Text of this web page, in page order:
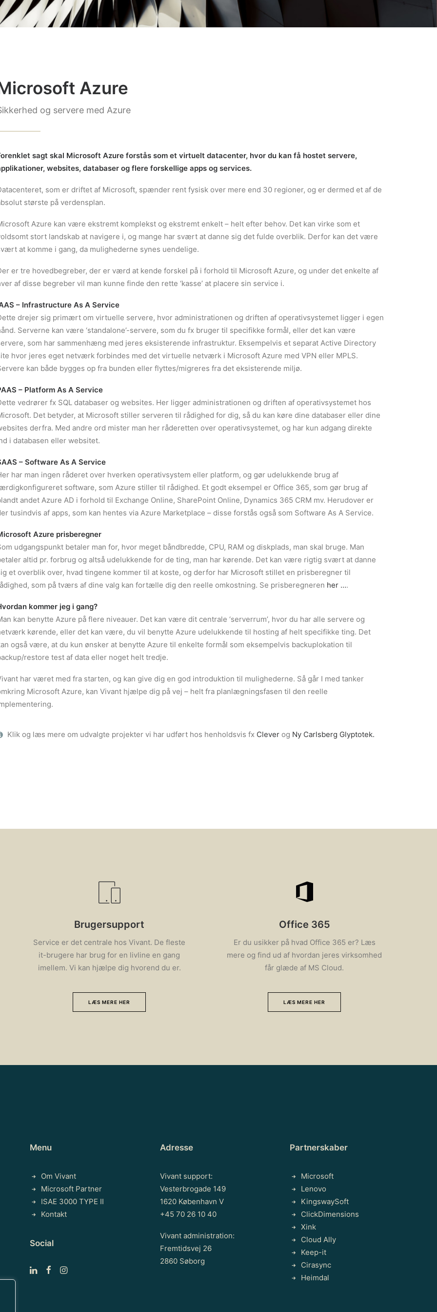
Azure
og servere med Azure
sagt skal Microsoft Azure forstås som et virtuelt datacenter, hvor du kan få hostet servere,
websites, databaser og flere forskellige apps og services.
som er driftet af Microsoft, spænder rent fysisk over mere end 30 regioner, og er dermed et af de
største på verdensplan.
Azure kan være ekstremt komplekst og ekstremt enkelt – helt efter behov. Det kan virke som et
stort landskab at navigere i, og mange har svært at danne sig det fulde overblik. Derfor kan det være
at komme i gang, da mulighederne synes uendelige.
er tre hovedbegreber, der er værd at kende forskel på i forhold til Microsoft Azure, og under det enkelte af
af disse begreber vil man kunne finde den rette ‘kasse’ at placere sin service i.
– Infrastructure As A Service
drejer sig primært om virtuelle servere, hvor administrationen og driften af operativsystemet ligger i egen
Serverne kan være ‘standalone’-servere, som du fx bruger til specifikke formål, eller det kan være
som har sammenhæng med jeres eksisterende infrastruktur. Eksempelvis et separat Active Directory
hvor jeres eget netværk forbindes med det virtuelle netværk i Microsoft Azure med VPN eller MPLS.
kan både bygges op fra bunden eller flyttes/migreres fra det eksisterende miljø.
– Platform As A Service
vedrører fx SQL databaser og websites. Her ligger administrationen og driften af operativsystemet hos
Det betyder, at Microsoft stiller serveren til rådighed for dig, så du kan køre dine databaser eller dine
derfra. Med andre ord mister man her råderetten over operativsystemet, og har kun adgang direkte
i databasen eller websitet.
– Software As A Service
har man ingen råderet over hverken operativsystem eller platform, og gør udelukkende brug af
software, som Azure stiller til rådighed. Et godt eksempel er Office 365, som gør brug af
andet Azure AD i forhold til Exchange Online, SharePoint Online, Dynamics 365 CRM mv. Herudover er
tusindvis af apps, som kan hentes via Azure Marketplace – disse forstås også som Software As A Service.
Azure prisberegner
udgangspunkt betaler man for, hvor meget båndbredde, CPU, RAM og diskplads, man skal bruge. Man
altid pr. forbrug og altså udelukkende for de ting, man har kørende. Det kan være rigtig svært at danne
et overblik over, hvad tingene kommer til at koste, og derfor har Microsoft stillet en prisberegner til
som på tværs af dine valg kan fortælle dig den reelle omkostning. Se prisberegneren her ….
kommer jeg i gang?
kan benytte Azure på flere niveauer. Det kan være dit centrale ‘serverrum’, hvor du har alle servere og
kørende, eller det kan være, du vil benytte Azure udelukkende til hosting af helt specifikke ting. Det
også være, at du kun ønsker at benytte Azure til enkelte formål som eksempelvis backuplokation til
restore test af data eller noget helt tredje.
har været med fra starten, og kan give dig en god introduktion til mulighederne. Så går I med tanker
Microsoft Azure, kan Vivant hjælpe dig på vej – helt fra planlægningsfasen til den reelle
Klik og læs mere om udvalgte projekter vi har udført hos henholdsvis fx Clever og Ny Carlsberg Glyptotek.
Brugersupport
Service er det centrale hos Vivant. De fleste
it-brugere har brug for en livline en gang
imellem. Vi kan hjælpe dig hvorend du er.
LÆS MERE HER
Office 365
Er du usikker på hvad Office 365 er? Læs
mere og find ud af hvordan jeres virksomhed
får glæde af MS Cloud.
LÆS MERE HER
Menu
Om Vivant
Microsoft Partner
ISAE 3000 TYPE II
Kontakt
Social
Adresse
Vivant support:
Vesterbrogade 149
1620 København V
+45 70 26 10 40
Vivant administration:
Fremtidsvej 26
2860 Søborg
Partnerskaber
Microsoft
Lenovo
KingswaySoft
ClickDimensions
Xink
Cloud Ally
Keep-it
Cirasync
Heimdal